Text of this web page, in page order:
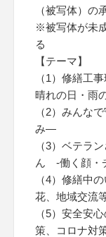
（被写体）の
※被写体が未
る
【テーマ】
（1）修繕工
晴れの日・雨
（2）みんな
み―
（3）ベテラ
ん -働く顔
（4）修繕中
花、地域交流
（5）安全安
策、コロナ対